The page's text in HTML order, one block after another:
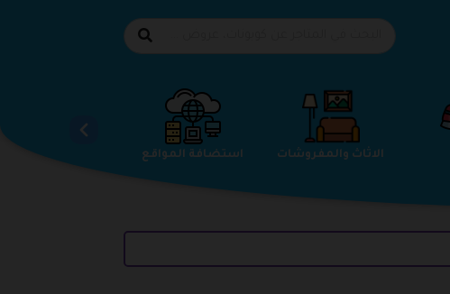
استضافة المواقع الاثاث والمفروشات الاحذية